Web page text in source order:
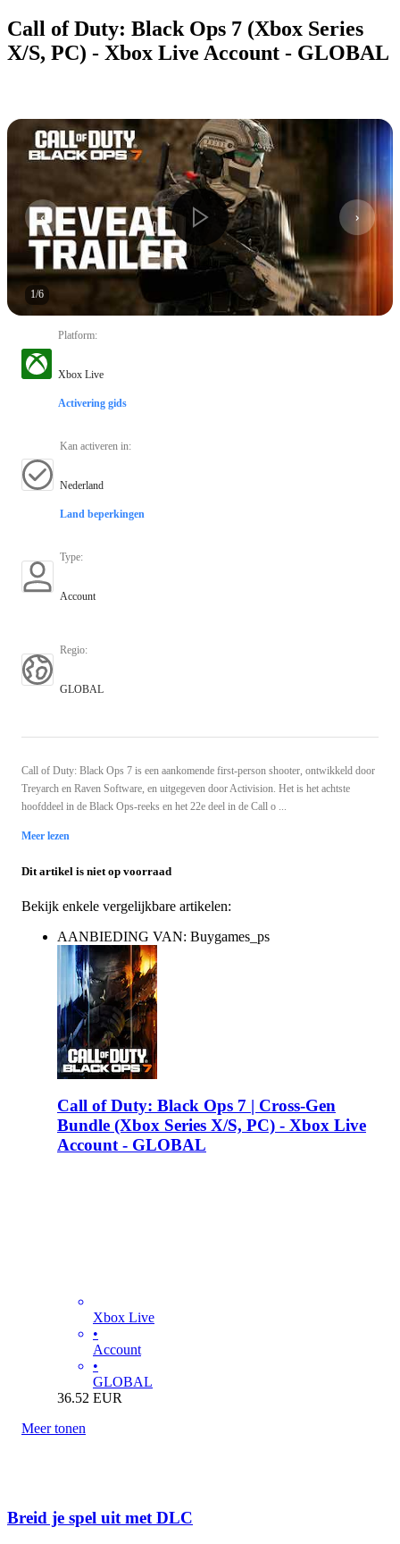
Call of Duty: Black Ops 7 (Xbox Series
X/S, PC) - Xbox Live Account - GLOBAL
1/6
Platform:
Xbox Live
Activering gids
Kan activeren in:
Nederland
Land beperkingen
Type:
Account
Regio:
GLOBAL
Call of Duty: Black Ops 7 is een aankomende first-person shooter, ontwikkeld door
Treyarch en Raven Software, en uitgegeven door Activision. Het is het achtste
hoofddeel in de Black Ops-reeks en het 22e deel in de Call o ...
Meer lezen
Dit artikel is niet op voorraad
Bekijk enkele vergelijkbare artikelen:
AANBIEDING VAN: Buygames_ps
Call of Duty: Black Ops 7 | Cross-Gen
Bundle (Xbox Series X/S, PC) - Xbox Live
Account - GLOBAL
Xbox Live
•
Account
•
GLOBAL
36.52 EUR
Meer tonen
Breid je spel uit met DLC